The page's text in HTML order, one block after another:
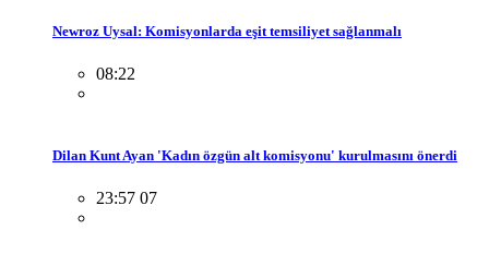
Newroz Uysal: Komisyonlarda eşit temsiliyet sağlanmalı
08:22
Dilan Kunt Ayan 'Kadın özgün alt komisyonu' kurulmasını önerdi
23:57 07